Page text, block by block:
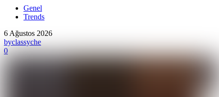
Genel
Trends
6 Ağustos 2026
byclassyche
0